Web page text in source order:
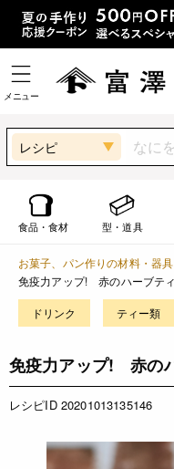
メニュー
レシピ
食品・食材 型・道具
お菓子、パン作りの材料・器具
免疫力アップ! 赤のハーブティ
ドリンク ティー類
免疫力アップ! 赤の
レシピID 20201013135146